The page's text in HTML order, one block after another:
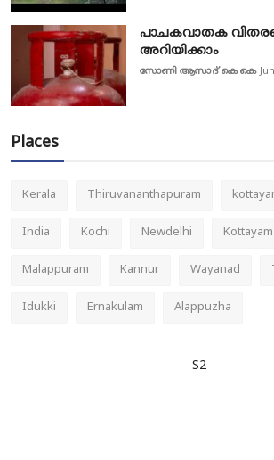
പാചകവാതക
അറിയിക്കാം
സോണി ആസാദ് കെ കെ
Places
Kerala Thiruvananthapuram
India Kochi Newdelhi Kottayam
Malappuram Kannur Wayanad
Idukki Ernakulam Alappuzha
S2